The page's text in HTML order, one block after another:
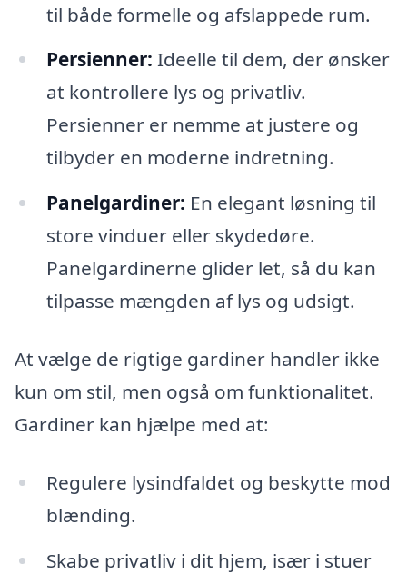
til både formelle og afslappede rum.
Persienner: Ideelle til dem, der ønsker
at kontrollere lys og privatliv.
Persienner er nemme at justere og
tilbyder en moderne indretning.
Panelgardiner: En elegant løsning til
store vinduer eller skydedøre.
Panelgardinerne glider let, så du kan
tilpasse mængden af lys og udsigt.
At vælge de rigtige gardiner handler ikke
kun om stil, men også om funktionalitet.
Gardiner kan hjælpe med at:
Regulere lysindfaldet og beskytte mod
blænding.
Skabe privatliv i dit hjem, især i stuer